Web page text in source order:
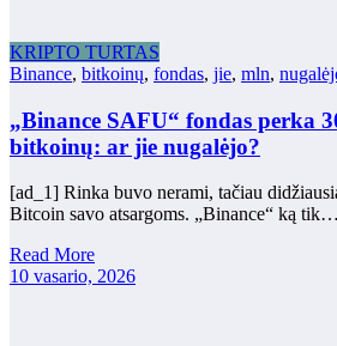
KRIPTO TURTAS
Binance, bitkoinų, fondas, jie, mln,
„Binance SAFU“ fondas perka
bitkoinų: ar jie nugalėjo?
[ad_1] Rinka buvo nerami, tačiau
Bitcoin savo atsargoms. „Binance“ ką tik…
Read More
10 vasario, 2026